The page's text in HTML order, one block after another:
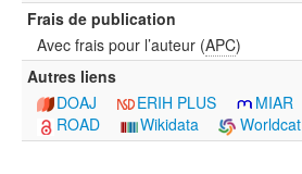
Frais de publication
Avec frais pour l’auteur (APC)
Autres liens
DOAJ
ERIH PLUS MIAR
ROAD
Wikidata Worldcat